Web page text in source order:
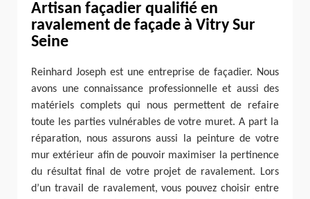
Artisan façadier qualifié en
ravalement de façade à Vitry Sur
Seine
Reinhard Joseph est une entreprise de façadier. Nous
avons une connaissance professionnelle et aussi des
matériels complets qui nous permettent de refaire
toute les parties vulnérables de votre muret. A part la
réparation, nous assurons aussi la peinture de votre
mur extérieur afin de pouvoir maximiser la pertinence
du résultat final de votre projet de ravalement. Lors
d’un travail de ravalement, vous pouvez choisir entre